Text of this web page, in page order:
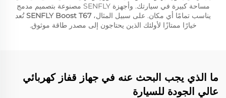
مساحة كبيرة في سيارتك. وأجهزة SENFLY مصنوعة بتصميم مدمج
يناسب تمامًا أي مكان. على سبيل المثال،SENFLY Boost T67 تُعد
خيارًا ممتازًا لأولئك الذين يحتاجون إلى مصدر طاقة موثوق.
ما الذي يجب البحث عنه في جهاز قفاز كهربائي
عالي الجودة للسيارة